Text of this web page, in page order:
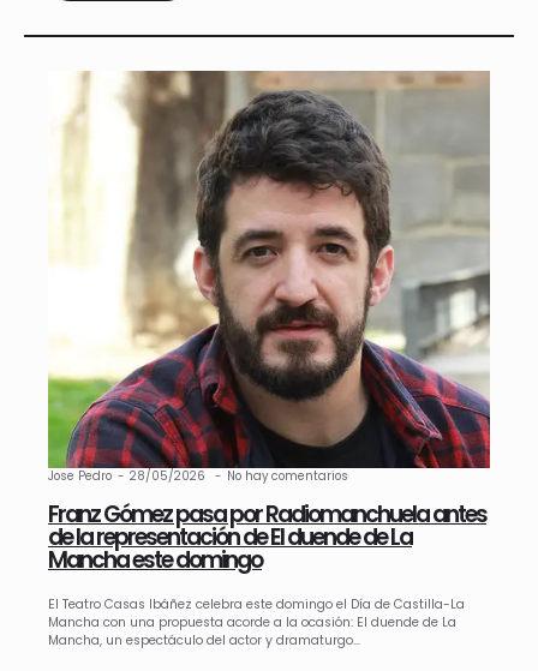
Franz Gómez pasa por Radiomanchuela antes
de la representación de El duende de La
Mancha este domingo
Jose Pedro 28/05/2026 No hay comentarios
El Teatro Casas Ibáñez celebra este domingo el Día de Castilla-La
Mancha con una propuesta acorde a la ocasión: El duende de La
Mancha, un espectáculo del actor y dramaturgo…